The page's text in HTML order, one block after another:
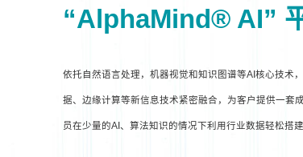
“AlphaMind® AI”
依托自然语言处理，机器视觉和知识图谱等AI核心技术
据、边缘计算等新信息技术紧密融合，为客户提供一套
员在少量的AI、算法知识的情况下利用行业数据轻松搭